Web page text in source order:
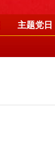
主题党日